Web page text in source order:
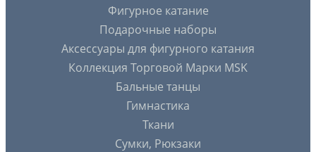
Фигурное катание
Подарочные наборы
Аксессуары для фигурного катания
Коллекция Торговой Марки MSK
Бальные танцы
Гимнастика
Ткани
Сумки, Рюкзаки